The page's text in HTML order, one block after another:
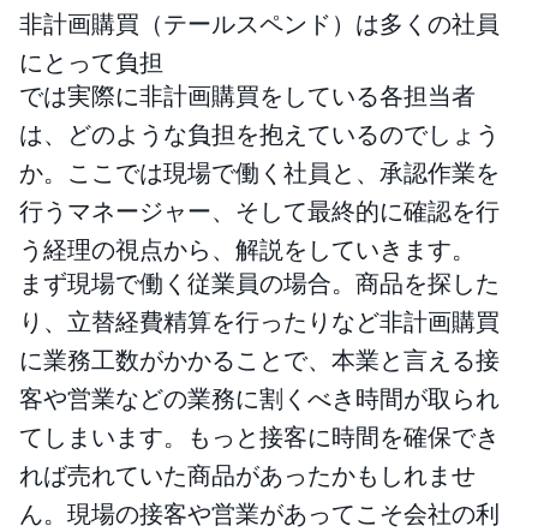
非計画購買（テールスペンド）は多くの社員
にとって負担
では実際に非計画購買をしている各担当者
は、どのような負担を抱えているのでしょう
か。ここでは現場で働く社員と、承認作業を
行うマネージャー、そして最終的に確認を行
う経理の視点から、解説をしていきます。
まず現場で働く従業員の場合。商品を探した
り、立替経費精算を行ったりなど非計画購買
に業務工数がかかることで、本業と言える接
客や営業などの業務に割くべき時間が取られ
てしまいます。もっと接客に時間を確保でき
れば売れていた商品があったかもしれませ
ん。現場の接客や営業があってこそ会社の利